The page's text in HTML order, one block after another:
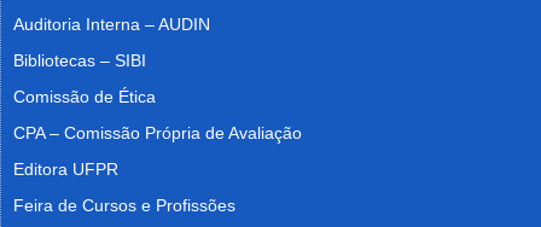
Auditoria Interna – AUDIN
Bibliotecas – SIBI
Comissão de Ética
CPA – Comissão Própria de Avaliação
Editora UFPR
Feira de Cursos e Profissões